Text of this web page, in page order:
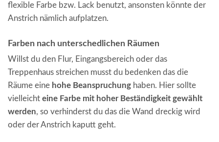
flexible Farbe bzw. Lack benutzt, ansonsten könnte der
Anstrich nämlich aufplatzen.
Farben nach unterschedlichen Räumen
Willst du den Flur, Eingangsbereich oder das
Treppenhaus streichen musst du bedenken das die
Räume eine hohe Beanspruchung haben. Hier sollte
vielleicht eine Farbe mit hoher Beständigkeit gewählt
werden, so verhinderst du das die Wand dreckig wird
oder der Anstrich kaputt geht.